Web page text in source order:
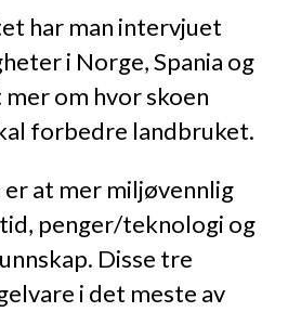
har man intervjuet
i Norge, Spania og
om hvor skoen
forbedre landbruket.
at mer miljøvennlig
penger/teknologi og
Disse tre
i det meste av